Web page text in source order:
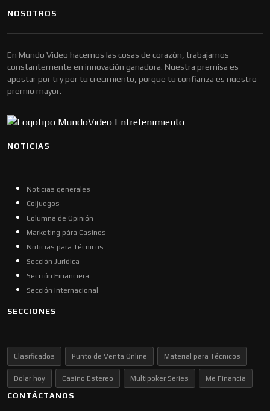
NOSOTROS
En Mundo Video hacemos las cosas de corazón, trabajamos
constantemente en innovación ganadora. Nuestra premisa es
apostar por ti y por tu crecimiento, porque tu confianza es nuestro
premio mayor.
NOTICIAS
Noticias generales
Coljuegos
Columna de Opinión
Marketing pára Casinos
Noticias para Técnicos
Sección Jurídica
Sección Financiera
Sección Internacional
SECCIONES
Clasificados Punto de Venta Online Material para Técnicos
Dolar hoy Casino Estereo Multipoker Series Me Financia
CONTÁCTANOS